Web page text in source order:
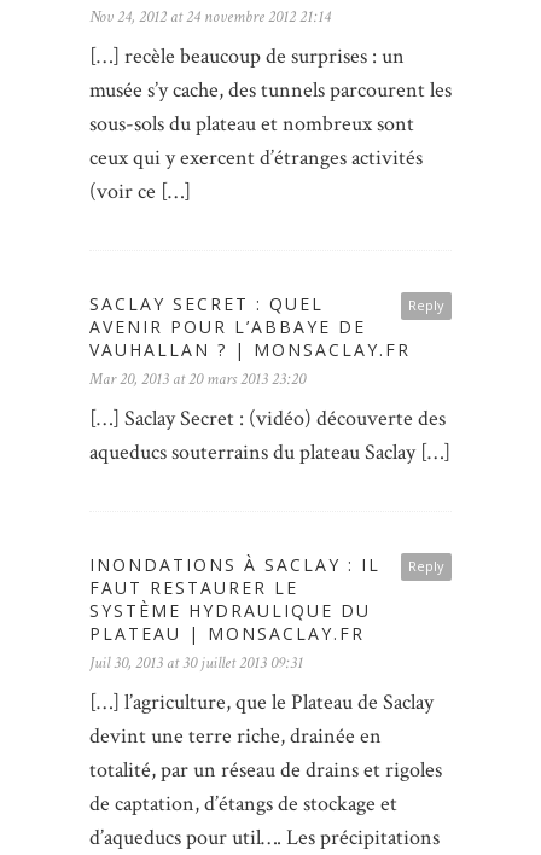
Nov 24, 2012 at 24 novembre 2012 21:14
[…] recèle beaucoup de surprises : un
musée s’y cache, des tunnels parcourent les
sous-sols du plateau et nombreux sont
ceux qui y exercent d’étranges activités
(voir ce […]
Reply
SACLAY SECRET : QUEL
AVENIR POUR L’ABBAYE DE
VAUHALLAN ? | MONSACLAY.FR
Mar 20, 2013 at 20 mars 2013 23:20
[…] Saclay Secret : (vidéo) découverte des
aqueducs souterrains du plateau Saclay […]
Reply
INONDATIONS À SACLAY : IL
FAUT RESTAURER LE
SYSTÈME HYDRAULIQUE DU
PLATEAU | MONSACLAY.FR
Juil 30, 2013 at 30 juillet 2013 09:31
[…] l’agriculture, que le Plateau de Saclay
devint une terre riche, drainée en
totalité, par un réseau de drains et rigoles
de captation, d’étangs de stockage et
d’aqueducs pour util…. Les précipitations